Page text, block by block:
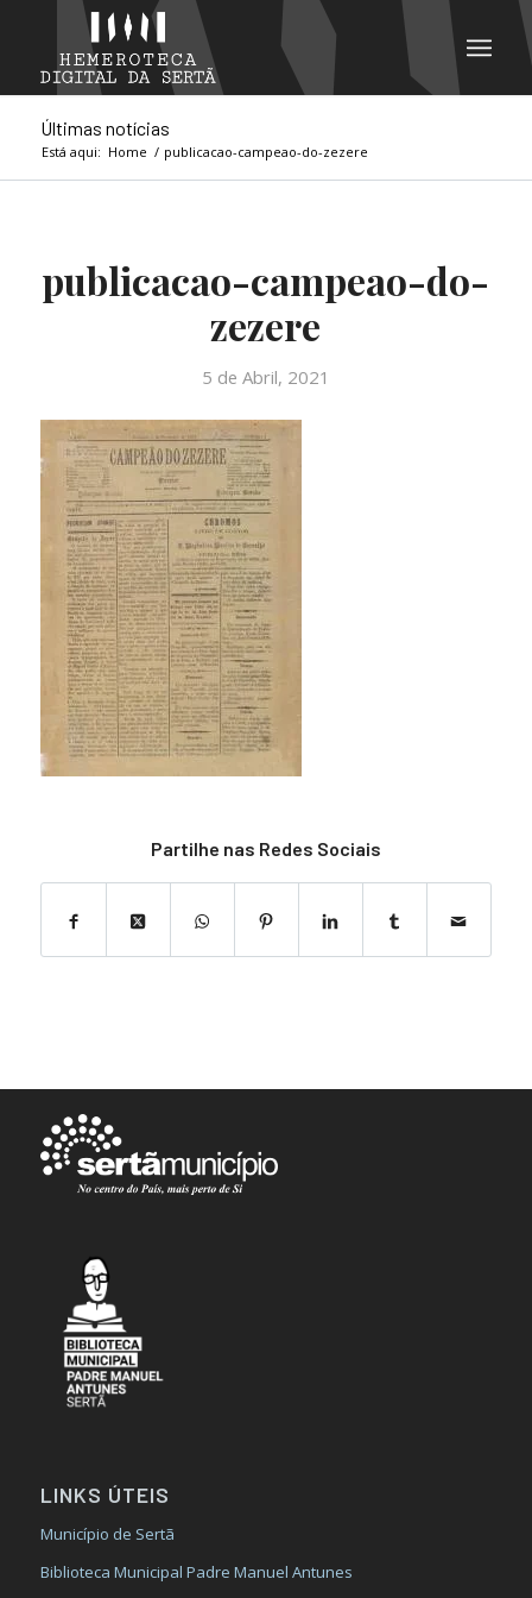
Últimas notícias
Está aqui: Home / publicacao-campeao-do-zezere
publicacao-campeao-do-
zezere
5 de Abril, 2021
Partilhe nas Redes Sociais
LINKS ÚTEIS
Município de Sertã
Biblioteca Municipal Padre Manuel Antunes